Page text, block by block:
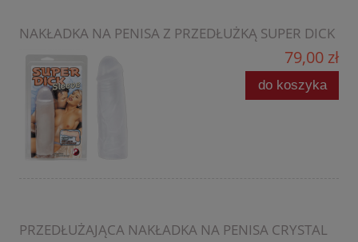
NAKŁADKA NA PENISA Z PRZEDŁUŻKĄ SUPER DICK
79,00 zł
do koszyka
PRZEDŁUŻAJĄCA NAKŁADKA NA PENISA CRYSTAL